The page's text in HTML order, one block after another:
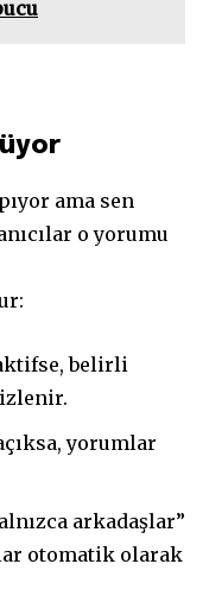
ama sen
o yorumu
belirli
yorumlar
arkadaşlar”
otomatik olarak